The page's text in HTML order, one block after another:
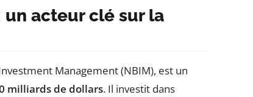
un acteur clé sur la
Management (NBIM), est un
milliards de dollars. Il investit dans